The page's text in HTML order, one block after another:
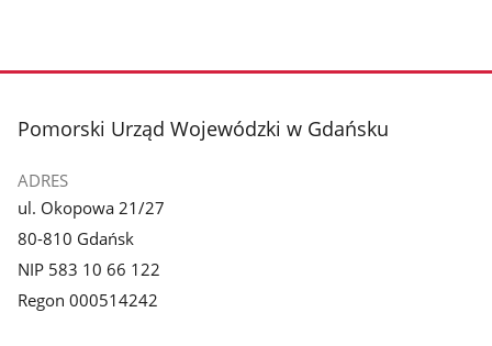
stopka
Pomorski Urząd Wojewódzki w Gdańsku
ADRES
ul. Okopowa 21/27
80-810 Gdańsk
NIP 583 10 66 122
Regon 000514242